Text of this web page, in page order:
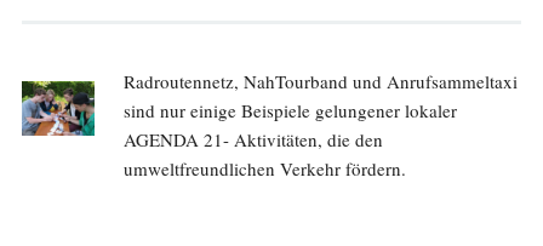
Radroutennetz, NahTourband und Anrufsammeltaxi
sind nur einige Beispiele gelungener lokaler
AGENDA 21- Aktivitäten, die den
umweltfreundlichen Verkehr fördern.